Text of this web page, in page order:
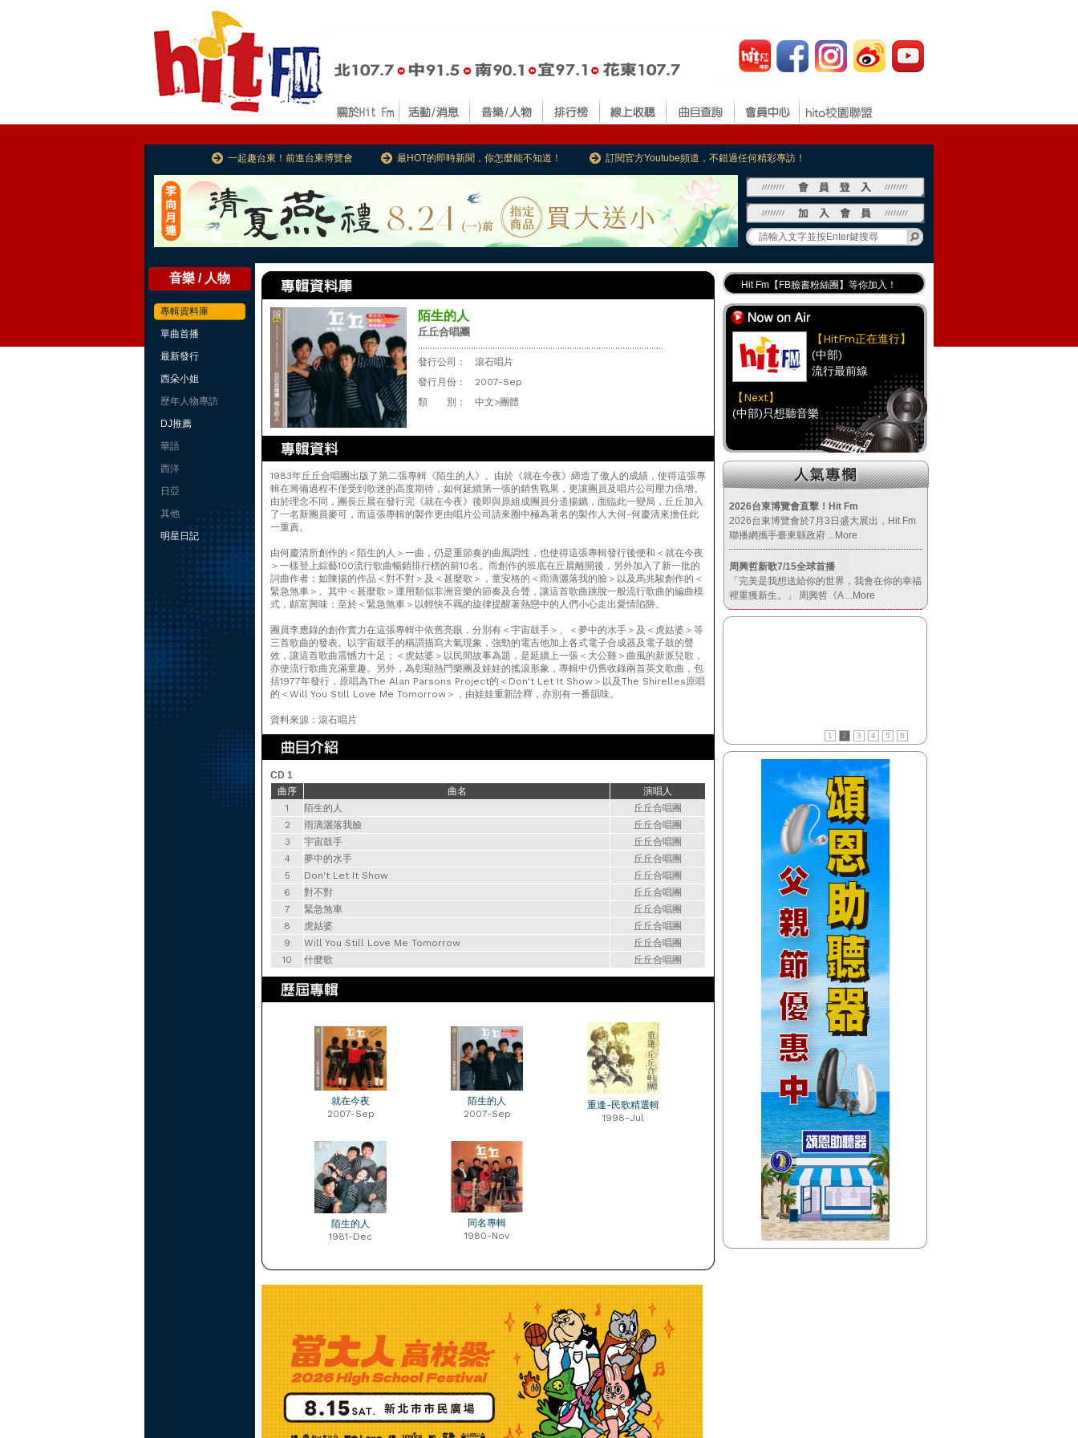
一起趣台東！前進台東博覽會 最HOT的即時新聞，你怎麼能不知道！ 訂閱官方Youtube頻道，不錯過任何精彩專訪！
音樂 / 人物
專輯資料庫
單曲首播
最新發行
西朵小姐
歷年人物專訪
DJ推薦
華語
西洋
日亞
其他
明星日記
陌生的人
丘丘合唱團
......................................................................................................
發行公司：
滾石唱片
發行月份：
2007-Sep
類 別：
中文>團體
1983年丘丘合唱團出版了第二張專輯《陌生的人》。由於《就在今夜》締造了傲人的成績，使得這張專
輯在籌備過程不僅受到歌迷的高度期待，如何延續第一張的銷售戰果，更讓團員及唱片公司壓力倍增。
由於理念不同，團長丘晨在發行完《就在今夜》後即與原組成團員分道揚鑣，面臨此一變局，丘丘加入
了一名新團員麥可，而這張專輯的製作更由唱片公司請來圈中極為著名的製作人大何-何慶清來擔任此
一重責。
由何慶清所創作的＜陌生的人＞一曲，仍是重節奏的曲風調性，也使得這張專輯發行後便和＜就在今夜
＞一樣登上綜藝100流行歌曲暢銷排行榜的前10名。而創作的班底在丘晨離開後，另外加入了新一批的
詞曲作者：如陳揚的作品＜對不對＞及＜甚麼歌＞，童安格的＜雨滴灑落我的臉＞以及馬兆駿創作的＜
緊急煞車＞。其中＜甚麼歌＞運用類似非洲音樂的節奏及合聲，讓這首歌曲跳脫一般流行歌曲的編曲模
式，頗富興味；至於＜緊急煞車＞以輕快不羈的旋律提醒著熱戀中的人們小心走出愛情陷阱。
團員李應錄的創作實力在這張專輯中依舊亮眼，分別有＜宇宙鼓手＞、＜夢中的水手＞及＜虎姑婆＞等
三首歌曲的發表。以宇宙鼓手的稱謂描寫大氣現象，強勁的電吉他加上各式電子合成器及電子鼓的聲
效，讓這首歌曲震憾力十足；＜虎姑婆＞以民間故事為題，是延續上一張＜大公雞＞曲風的新派兒歌，
亦使流行歌曲充滿童趣。另外，為彰顯熱門樂團及娃娃的搖滾形象，專輯中仍舊收錄兩首英文歌曲，包
括1977年發行，原唱為The Alan Parsons Project的＜Don't Let It Show＞以及The Shirelles原唱
的＜Will You Still Love Me Tomorrow＞，由娃娃重新詮釋，亦別有一番韻味。
資料來源：滾石唱片
CD 1
曲序
曲名
演唱人
1
陌生的人
丘丘合唱團
2
雨滴灑落我臉
丘丘合唱團
3
宇宙鼓手
丘丘合唱團
4
夢中的水手
丘丘合唱團
5
Don't Let It Show
丘丘合唱團
6
對不對
丘丘合唱團
7
緊急煞車
丘丘合唱團
8
虎姑婆
丘丘合唱團
9
Will You Still Love Me Tomorrow
丘丘合唱團
10
什麼歌 丘丘合唱團
就在今夜
2007-Sep
陌生的人
2007-Sep
重逢-民歌精選輯
1998-Jul
陌生的人
1981-Dec
同名專輯
1980-Nov
Hit Fm【FB臉書粉絲團】等你加入！
最專業《DJ推薦》好音樂千萬別錯過！
好康報報 最新優惠訊息都在這！
Hit Fm的【IG】新鮮又好玩快加入！
【HitFm正在進行】
(中部)
流行最前線
【Next】
(中部)只想聽音樂
【HitFm正在進行】
(南部)
流行最前線
【Next】
(南部)HAPPY DJ-Tracy
【HitFm正在進行】
(宜蘭)
(花東)
流行最精選
【Next】
(花東)早安東台灣
【HitFm正在進行】
(北部)
流行最前線
【Next】
(北部)只想聽音樂
2026台東博覽會直擊！Hit Fm
2026台東博覽會於7月3日盛大展出，Hit Fm
聯播網攜手臺東縣政府 ...More
周興哲新歌7/15全球首播
「完美是我想送給你的世界，我會在你的幸福
裡重獲新生。」 周興哲《A ...More
1 2 3 4 5 6